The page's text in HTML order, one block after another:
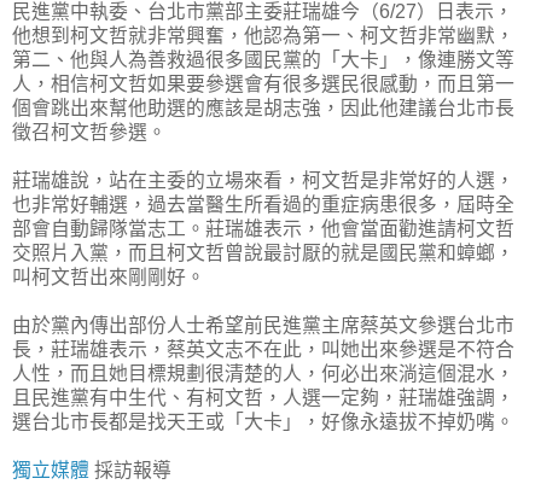
民進黨中執委、台北市黨部主委莊瑞雄今（6/27）日表示，
他想到柯文哲就非常興奮，他認為第一、柯文哲非常幽默，
第二、他與人為善救過很多國民黨的「大卡」，像連勝文等
人，相信柯文哲如果要參選會有很多選民很感動，而且第一
個會跳出來幫他助選的應該是胡志強，因此他建議台北市長
徵召柯文哲參選。
莊瑞雄說，站在主委的立場來看，柯文哲是非常好的人選，
也非常好輔選，過去當醫生所看過的重症病患很多，屆時全
部會自動歸隊當志工。莊瑞雄表示，他會當面勸進請柯文哲
交照片入黨，而且柯文哲曾說最討厭的就是國民黨和蟑螂，
叫柯文哲出來剛剛好。
由於黨內傳出部份人士希望前民進黨主席蔡英文參選台北市
長，莊瑞雄表示，蔡英文志不在此，叫她出來參選是不符合
人性，而且她目標規劃很清楚的人，何必出來淌這個混水，
且民進黨有中生代、有柯文哲，人選一定夠，莊瑞雄強調，
選台北市長都是找天王或「大卡」，好像永遠拔不掉奶嘴。
獨立媒體 採訪報導